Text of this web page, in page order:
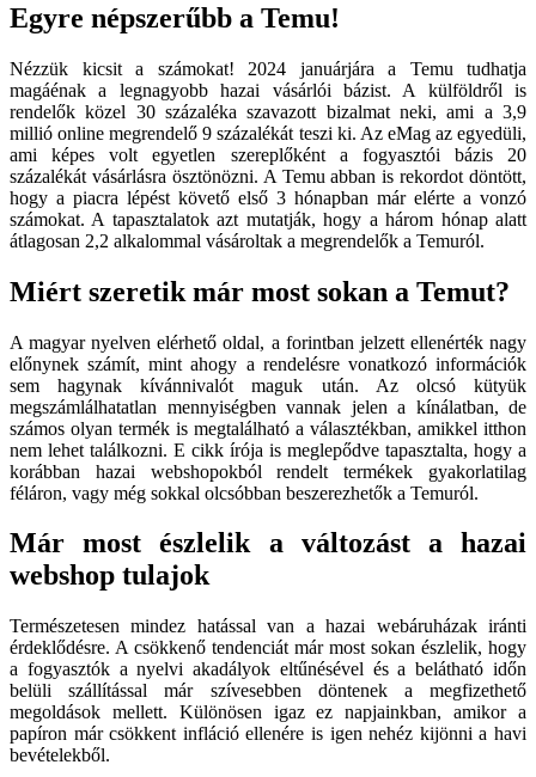
Egyre népszerűbb a Temu!
Nézzük kicsit a számokat! 2024 januárjára a Temu tudhatja
magáénak a legnagyobb hazai vásárlói bázist. A külföldről is
rendelők közel 30 százaléka szavazott bizalmat neki, ami a 3,9
millió online megrendelő 9 százalékát teszi ki. Az eMag az egyedüli,
ami képes volt egyetlen szereplőként a fogyasztói bázis 20
százalékát vásárlásra ösztönözni. A Temu abban is rekordot döntött,
hogy a piacra lépést követő első 3 hónapban már elérte a vonzó
számokat. A tapasztalatok azt mutatják, hogy a három hónap alatt
átlagosan 2,2 alkalommal vásároltak a megrendelők a Temuról.
Miért szeretik már most sokan a Temut?
A magyar nyelven elérhető oldal, a forintban jelzett ellenérték nagy
előnynek számít, mint ahogy a rendelésre vonatkozó információk
sem hagynak kívánnivalót maguk után. Az olcsó kütyük
megszámlálhatatlan mennyiségben vannak jelen a kínálatban, de
számos olyan termék is megtalálható a választékban, amikkel itthon
nem lehet találkozni. E cikk írója is meglepődve tapasztalta, hogy a
korábban hazai webshopokból rendelt termékek gyakorlatilag
féláron, vagy még sokkal olcsóbban beszerezhetők a Temuról.
Már most észlelik a változást a hazai
webshop tulajok
Természetesen mindez hatással van a hazai webáruházak iránti
érdeklődésre. A csökkenő tendenciát már most sokan észlelik, hogy
a fogyasztók a nyelvi akadályok eltűnésével és a belátható időn
belüli szállítással már szívesebben döntenek a megfizethető
megoldások mellett. Különösen igaz ez napjainkban, amikor a
papíron már csökkent infláció ellenére is igen nehéz kijönni a havi
bevételekből.